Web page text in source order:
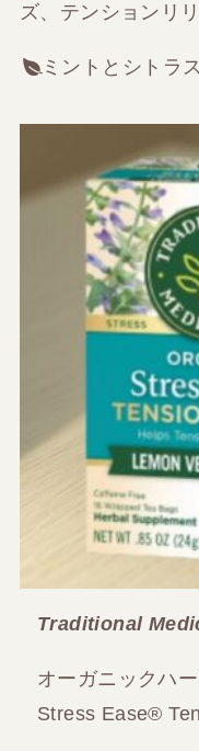
ズ、テンションリリ
ミントとシトラス
Traditional
オーガニックハ
Stress Ease®